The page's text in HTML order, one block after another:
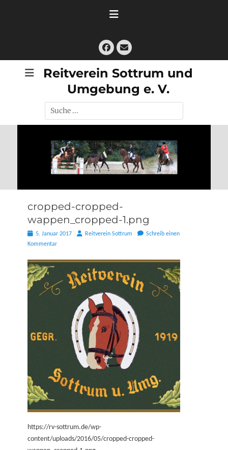
Facebook
E-
Mail
Reitverein Sottrum und
Umgebung e. V.
Suche
nach:
cropped-cropped-
wappen_cropped-1.png
Posted
on
5. Januar 2017 AutorReitverein Sottrum
Schreib einen
Kommentar
https://rv-sottrum.de/wp-
content/uploads/2016/05/cropped-cropped-